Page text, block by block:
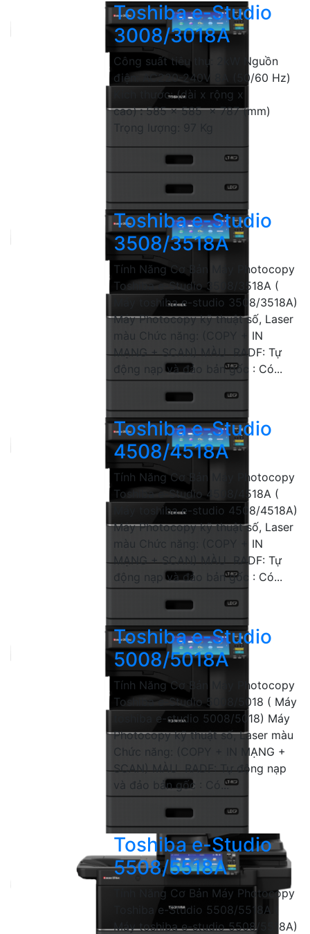
Toshiba e-Studio
3008/3018A
Công suất tiêu thụ: 2kW Nguồn
điện: AC220-240V 8A (50/60 Hz)
Kích thước: (dài x rộng x
cao):585 x 585 x 787 (mm)
Trọng lượng: 97 Kg
Toshiba e-Studio
3508/3518A
Tính Năng Cơ Bản Máy Photocopy
Toshiba e-Studio 3508/3518A (
Máy toshiba e-studio 3508/3518A)
Máy Photocopy kỹ thuật số, Laser
màu Chức năng: (COPY + IN
MẠNG + SCAN) MÀU RADF: Tự
động nạp và đảo bản gốc : Có...
Toshiba e-Studio
4508/4518A
Tính Năng Cơ Bản Máy Photocopy
Toshiba e-Studio 4508/4518A (
Máy toshiba e-studio 4508/4518A)
Máy Photocopy kỹ thuật số, Laser
màu Chức năng: (COPY + IN
MẠNG + SCAN) MÀU RADF: Tự
động nạp và đảo bản gốc : Có...
Toshiba e-Studio
5008/5018A
Tính Năng Cơ Bản Máy Photocopy
Toshiba e-Studio 5008/5018 ( Máy
toshiba e-studio 5008/5018) Máy
Photocopy kỹ thuật số, Laser màu
Chức năng: (COPY + IN MẠNG +
SCAN) MÀU RADF: Tự động nạp
và đảo bản gốc : Có...
Toshiba e-Studio
5508/5518A
Tính Năng Cơ Bản Máy Photocopy
Toshiba e-Studio 5508/5518A (
Máy toshiba e-studio 5508/5518A)